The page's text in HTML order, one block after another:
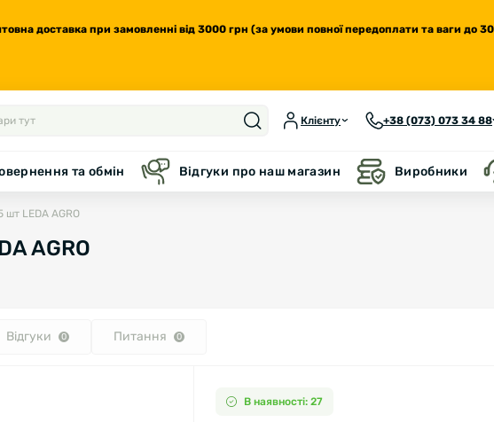
доставка при замовленні від 3000 грн (за умови повної передоплати та ваги до 30
Клієнту +38 (073) 073 34 88
та обмін Відгуки про наш магазин Виробники
шт LEDA AGRO
AGRO
Відгуки 0 Питання 0
В наявності: 27